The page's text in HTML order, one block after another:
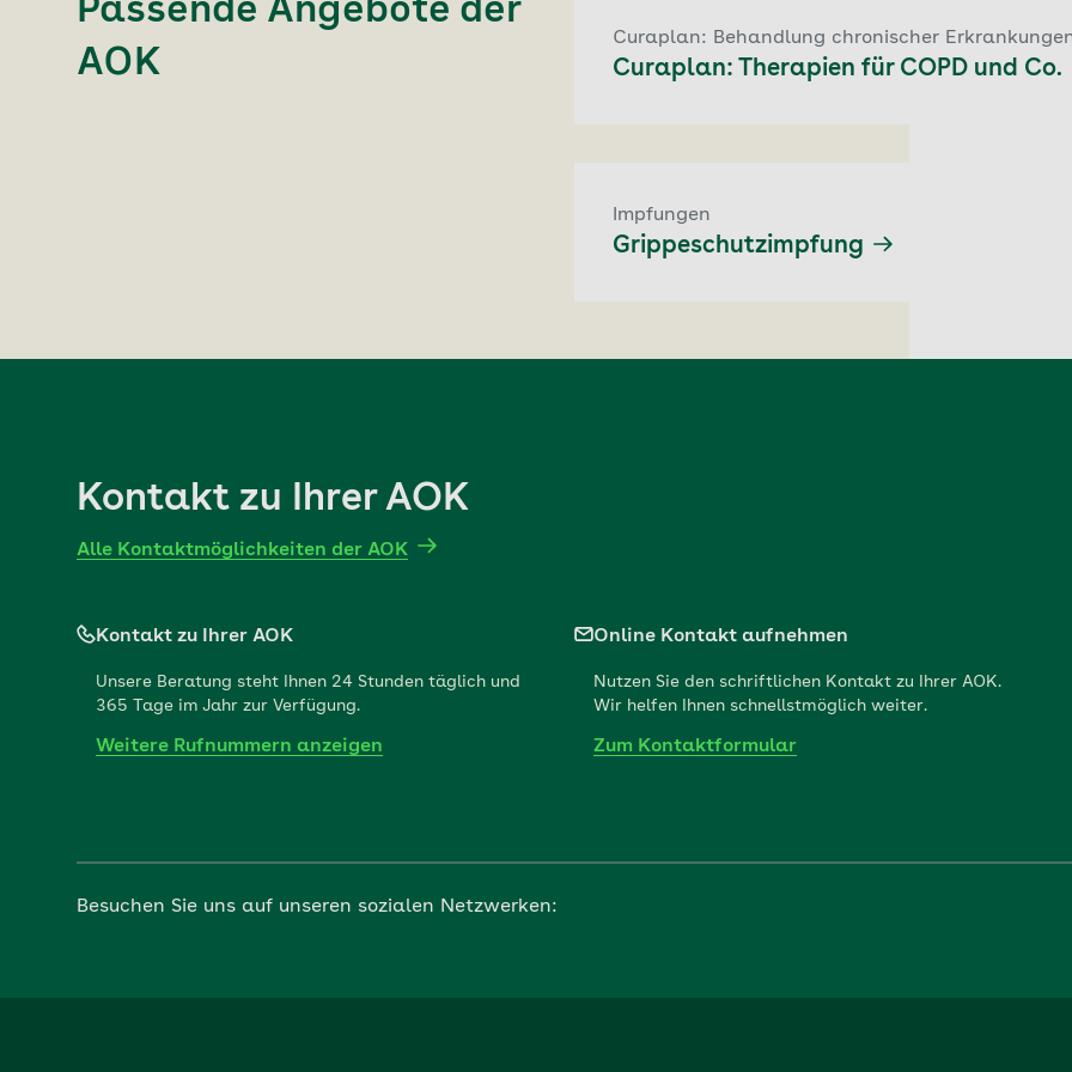
Passende Angebote der
AOK
Curaplan: Behandlung chronischer
Curaplan: Therapien für COPD und Co.
Impfungen
Grippeschutzimpfung
Kontakt zu Ihrer AOK
Alle Kontaktmöglichkeiten der AOK
Kontakt zu Ihrer AOK
Unsere Beratung steht Ihnen 24 Stunden täglich und
365 Tage im Jahr zur Verfügung.
Weitere Rufnummern anzeigen
Online Kontakt aufnehmen
Nutzen Sie den schriftlichen Kontakt zu Ihrer AOK.
Wir helfen Ihnen schnellstmöglich weiter.
Zum Kontaktformular
Besuchen Sie uns auf unseren sozialen Netzwerken: